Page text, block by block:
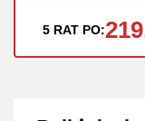
5 RAT PO: